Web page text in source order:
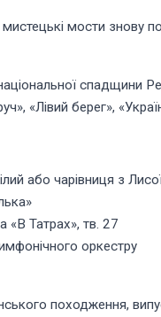
мистецькі мости
спадщини
«Лівий берег»,
або чарівниця з
«В Татрах», тв. 27
оркестру
походження,